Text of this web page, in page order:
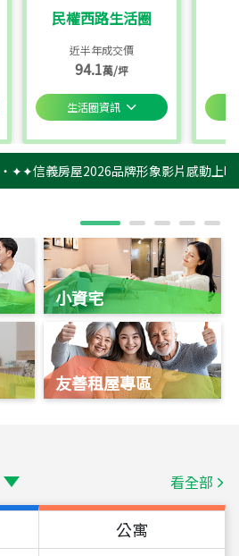
民權西路生活圈
近半年成交價
94.1萬/坪
生活圈資訊
‧✦✦信義房屋2026品牌形象影片感動上
小資宅
友善租屋專區
看全部
公寓